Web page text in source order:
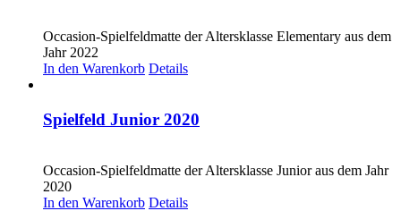
Occasion-Spielfeldmatte der Altersklasse Elementary aus dem
Jahr 2022
In den Warenkorb Details
Spielfeld Junior 2020
Occasion-Spielfeldmatte der Altersklasse Junior aus dem Jahr
2020
In den Warenkorb Details